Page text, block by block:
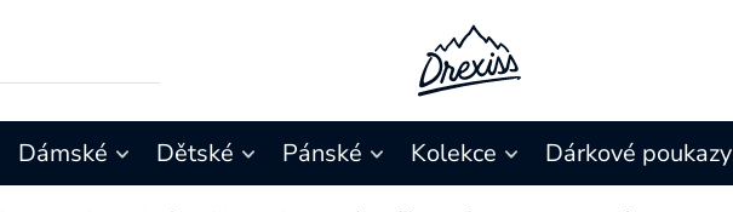
Dámské Dětské Pánské Kolekce Dárkové poukazy